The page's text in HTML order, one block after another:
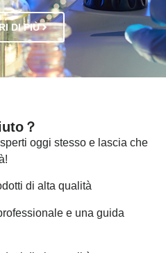
DI PIÙ
？
oggi stesso e lascia che
di alta qualità
e una guida